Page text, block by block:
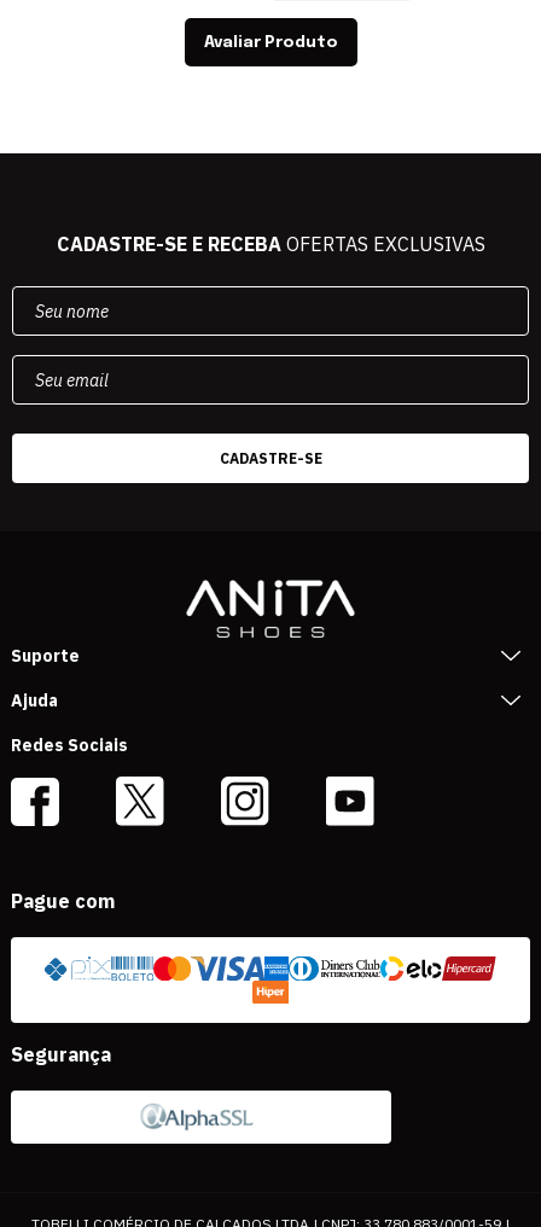
Avaliar Produto
CADASTRE-SE E RECEBAOFERTAS EXCLUSIVAS
Suporte
Ajuda
Redes Sociais
Pague com
Segurança